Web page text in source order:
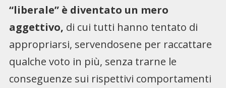
“liberale” è diventato un mero
aggettivo, di cui tutti hanno tentato di
appropriarsi, servendosene per raccattare
qualche voto in più, senza trarne le
conseguenze sui rispettivi comportamenti